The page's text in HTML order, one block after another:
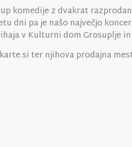
komedije z dvakrat
dni pa je našo največjo
v Kulturni dom Grosuplje
ter njihova prodajna